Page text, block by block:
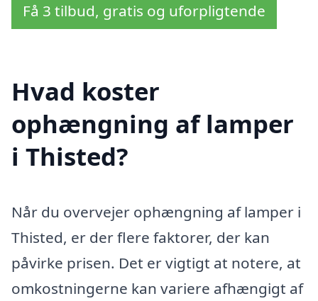
Få 3 tilbud, gratis og uforpligtende
Hvad koster
ophængning af lamper
i Thisted?
Når du overvejer ophængning af lamper i
Thisted, er der flere faktorer, der kan
påvirke prisen. Det er vigtigt at notere, at
omkostningerne kan variere afhængigt af